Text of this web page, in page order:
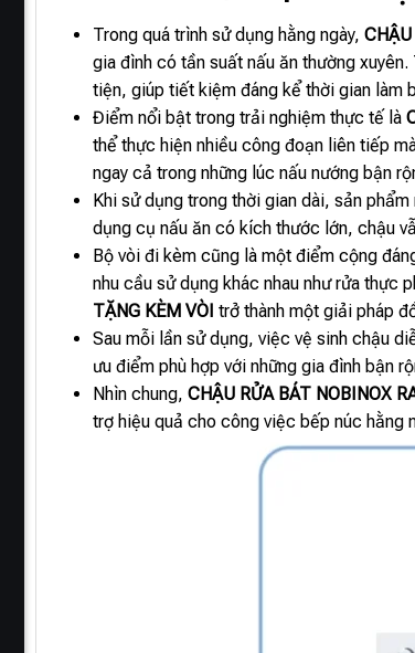
Trong quá trình sử dụng hằng ngày,
gia đình có tần suất nấu ăn thường
tiện, giúp tiết kiệm đáng kể thời gian làm
Điểm nổi bật trong trải nghiệm thực tế là
thể thực hiện nhiều công đoạn liên tiếp
ngay cả trong những lúc nấu nướng bận
Khi sử dụng trong thời gian dài, sản
dụng cụ nấu ăn có kích thước lớn, chậu
Bộ vòi đi kèm cũng là một điểm cộng
nhu cầu sử dụng khác nhau như rửa thực
TẶNG KÈM VÒI trở thành một giải pháp
Sau mỗi lần sử dụng, việc vệ sinh chậu
ưu điểm phù hợp với những gia đình bận
Nhìn chung,CHẬU RỬA BÁT NOBINOX
trợ hiệu quả cho công việc bếp núc hằng